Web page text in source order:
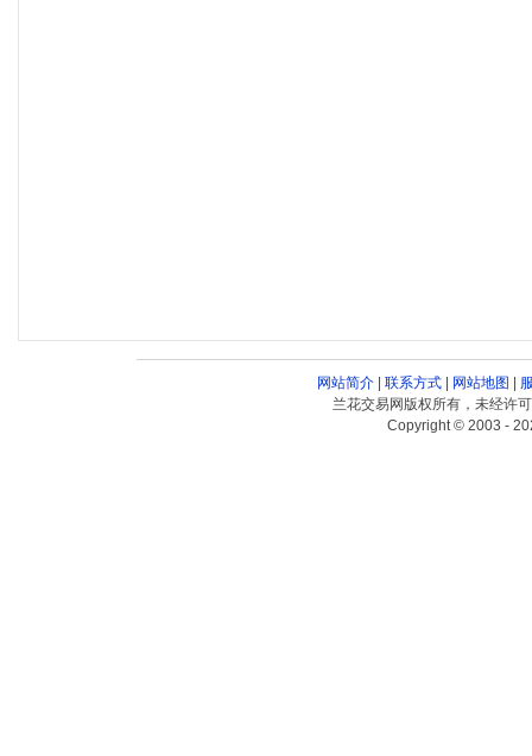
网站简介| 联系方式| 网站地图
兰花交易网版权所有，未经许
Copyright © 2003 -